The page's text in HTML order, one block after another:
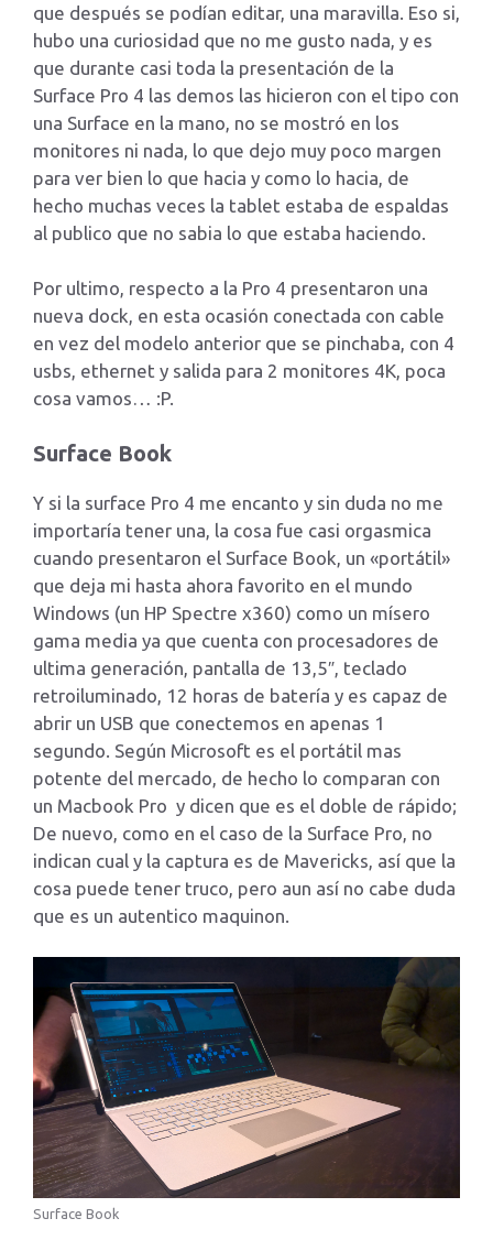
que después se podían editar, una maravilla. Eso si,
hubo una curiosidad que no me gusto nada, y es
que durante casi toda la presentación de la
Surface Pro 4 las demos las hicieron con el tipo con
una Surface en la mano, no se mostró en los
monitores ni nada, lo que dejo muy poco margen
para ver bien lo que hacia y como lo hacia, de
hecho muchas veces la tablet estaba de espaldas
al publico que no sabia lo que estaba haciendo.
Por ultimo, respecto a la Pro 4 presentaron una
nueva dock, en esta ocasión conectada con cable
en vez del modelo anterior que se pinchaba, con 4
usbs, ethernet y salida para 2 monitores 4K, poca
cosa vamos… :P.
Surface Book
Y si la surface Pro 4 me encanto y sin duda no me
importaría tener una, la cosa fue casi orgasmica
cuando presentaron el Surface Book, un «portátil»
que deja mi hasta ahora favorito en el mundo
Windows (un HP Spectre x360) como un mísero
gama media ya que cuenta con procesadores de
ultima generación, pantalla de 13,5″, teclado
retroiluminado, 12 horas de batería y es capaz de
abrir un USB que conectemos en apenas 1
segundo. Según Microsoft es el portátil mas
potente del mercado, de hecho lo comparan con
un Macbook Pro y dicen que es el doble de rápido;
De nuevo, como en el caso de la Surface Pro, no
indican cual y la captura es de Mavericks, así que la
cosa puede tener truco, pero aun así no cabe duda
que es un autentico maquinon.
Surface Book